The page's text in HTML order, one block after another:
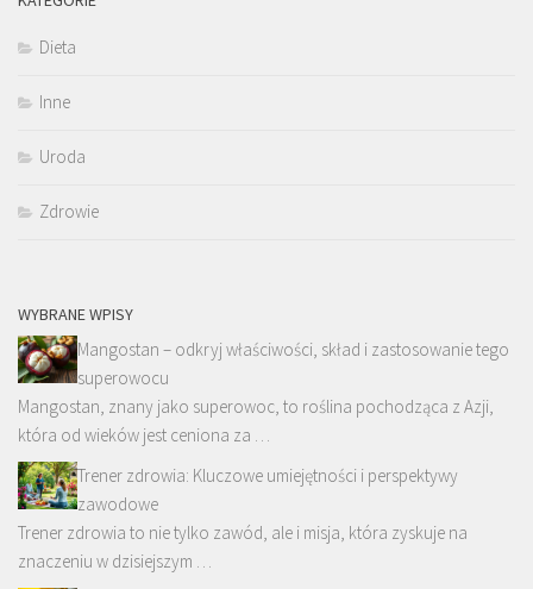
Dieta
Inne
Uroda
Zdrowie
WYBRANE WPISY
Mangostan – odkryj właściwości, skład i zastosowanie tego
superowocu
Mangostan, znany jako superowoc, to roślina pochodząca z Azji,
która od wieków jest ceniona za …
Trener zdrowia: Kluczowe umiejętności i perspektywy
zawodowe
Trener zdrowia to nie tylko zawód, ale i misja, która zyskuje na
znaczeniu w dzisiejszym …